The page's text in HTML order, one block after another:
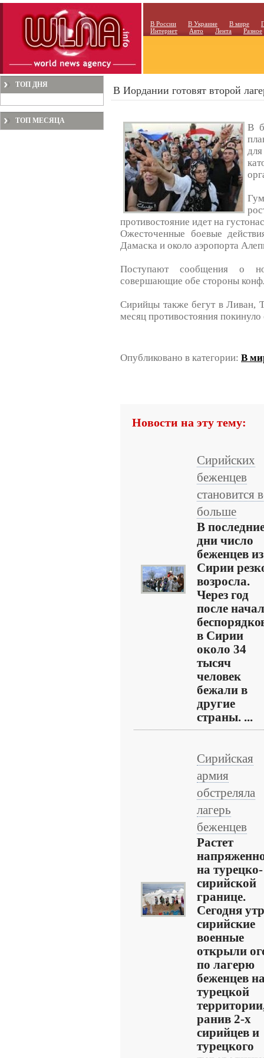
В России В Украине В мире
Интернет
Авто Лента Разное
ТОП ДНЯ
ТОП МЕСЯЦА
В Иордании готовят второй
В
противостояние идет на
Ожесточенные боевые
Дамаска и около аэропорта
Поступают сообщения о
совершающие обе стороны
Сирийцы также бегут в Ливан,
месяц противостояния
Опубликовано в категории: В
Новости на эту тему:
Сирийских
беженцев
становится
больше
В
дни число
беженцев из
Сирии
возросла.
Через год
после
в Сирии
около 34
тысяч
человек
бежали в
другие
страны. ...
Сирийская
армия
обстреляла
лагерь
беженцев
Растет
на турецко-
сирийской
границе.
Сегодня
сирийские
военные
открыли
по лагерю
беженцев
турецкой
ранив 2-х
сирийцев и
турецкого